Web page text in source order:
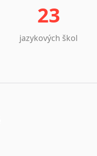
23
jazykových škol